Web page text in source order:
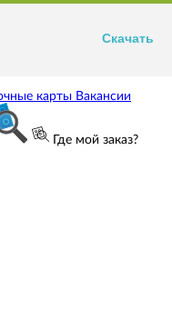
карты Вакансии
Где мой заказ?
Скачать